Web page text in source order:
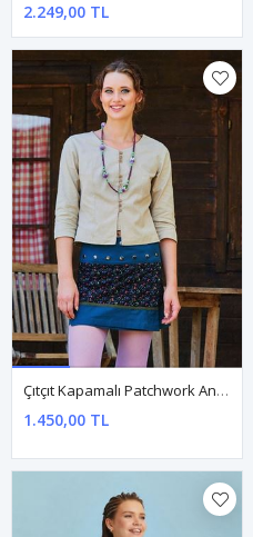
2.249,00 TL
Çıtçıt Kapamalı Patchwork Anvelop Çiçekli Etek
1.450,00 TL